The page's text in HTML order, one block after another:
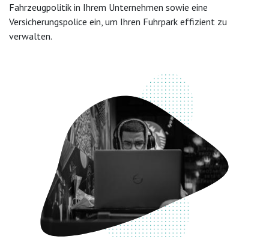
Fahrzeugpolitik in Ihrem Unternehmen sowie eine
Versicherungspolice ein, um Ihren Fuhrpark effizient zu
verwalten.